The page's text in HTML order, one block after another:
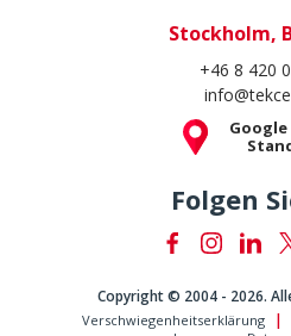
Stockholm,
+46 8 420
Google
Folgen
Copyright © 2004 - 2026.
Verschwiegenheitserklärung